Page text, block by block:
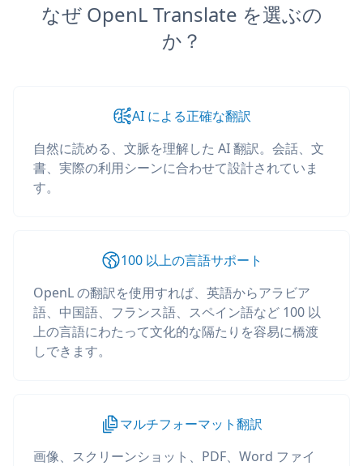
なぜ OpenL Translate を選ぶの
か？
AI による正確な翻訳
自然に読める、文脈を理解した AI 翻訳。会話、文
書、実際の利用シーンに合わせて設計されていま
す。
100 以上の言語サポート
OpenL の翻訳を使用すれば、英語からアラビア
語、中国語、フランス語、スペイン語など 100 以
上の言語にわたって文化的な隔たりを容易に橋渡
しできます。
マルチフォーマット翻訳
画像、スクリーンショット、PDF、Word ファイ